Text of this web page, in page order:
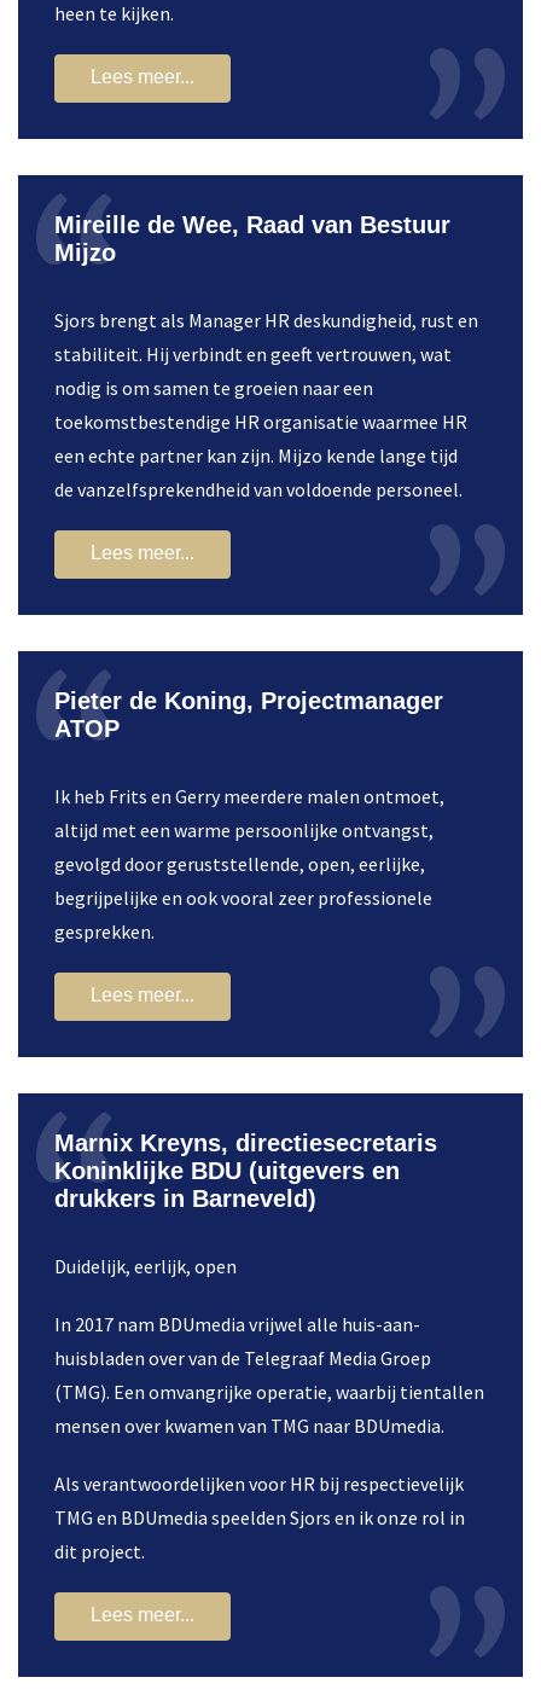
heen te kijken.
Lees meer...
Mireille de Wee, Raad van Bestuur
Mijzo
Sjors brengt als Manager HR deskundigheid, rust en
stabiliteit. Hij verbindt en geeft vertrouwen, wat
nodig is om samen te groeien naar een
toekomstbestendige HR organisatie waarmee HR
een echte partner kan zijn. Mijzo kende lange tijd
de vanzelfsprekendheid van voldoende personeel.
Lees meer...
Pieter de Koning, Projectmanager
ATOP
Ik heb Frits en Gerry meerdere malen ontmoet,
altijd met een warme persoonlijke ontvangst,
gevolgd door geruststellende, open, eerlijke,
begrijpelijke en ook vooral zeer professionele
gesprekken.
Lees meer...
Marnix Kreyns, directiesecretaris
Koninklijke BDU (uitgevers en
drukkers in Barneveld)
Duidelijk, eerlijk, open
In 2017 nam BDUmedia vrijwel alle huis-aan-
huisbladen over van de Telegraaf Media Groep
(TMG). Een omvangrijke operatie, waarbij tientallen
mensen over kwamen van TMG naar BDUmedia.
Als verantwoordelijken voor HR bij respectievelijk
TMG en BDUmedia speelden Sjors en ik onze rol in
dit project.
Lees meer...